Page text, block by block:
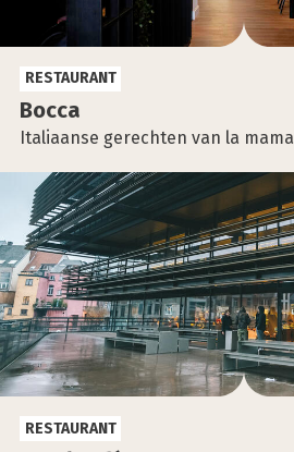
Boc­ca
Italiaanse gerechten van la mama
RESTAURANT
RESTAURANT